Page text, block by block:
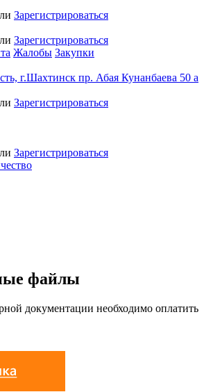
Зарегистрироваться
Зарегистрироваться
Жалобы Закупки
г.Шахтинск пр. Абая Кунанбаева 50 а
Зарегистрироваться
Зарегистрироваться
файлы
документации необходимо оплатить